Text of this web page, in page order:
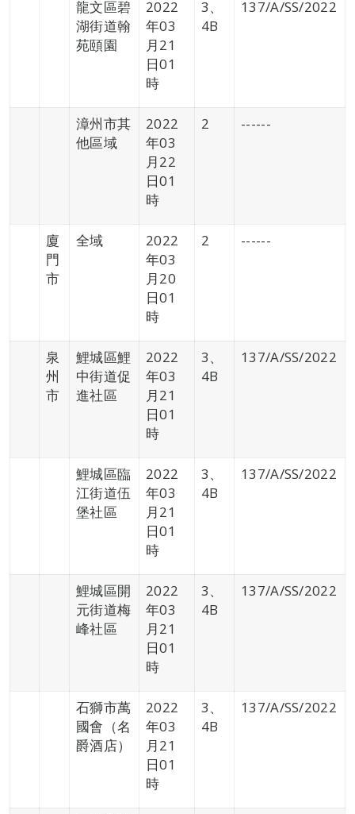
龍文區碧
湖街道翰
苑頤園
2022
年03
月21
日01
時
3、
4B
137/A/SS/2022
漳州市其
他區域
2022
年03
月22
日01
時
2 ------
廈
門
市
全域
2022
年03
月20
日01
時
2 ------
泉
州
市
鯉城區鯉
中街道促
進社區
2022
年03
月21
日01
時
3、
4B
137/A/SS/2022
鯉城區臨
江街道伍
堡社區
2022
年03
月21
日01
時
3、
4B
137/A/SS/2022
鯉城區開
元街道梅
峰社區
2022
年03
月21
日01
時
3、
4B
137/A/SS/2022
石獅市萬
國會（名
爵酒店）
2022
年03
月21
日01
時
3、
4B
137/A/SS/2022